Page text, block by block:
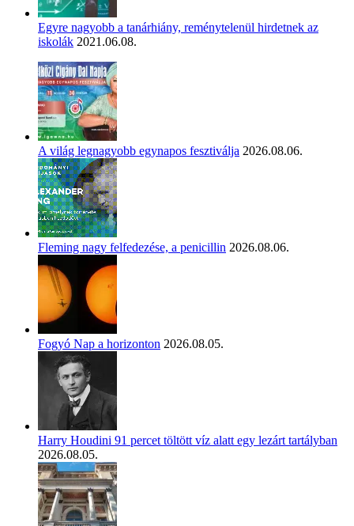
Egyre nagyobb a tanárhiány, reménytelenül hirdetnek az
iskolák 2021.06.08.
A világ legnagyobb egynapos fesztiválja 2026.08.06.
Fleming nagy felfedezése, a penicillin 2026.08.06.
Fogyó Nap a horizonton 2026.08.05.
Harry Houdini 91 percet töltött víz alatt egy lezárt tartályban
2026.08.05.